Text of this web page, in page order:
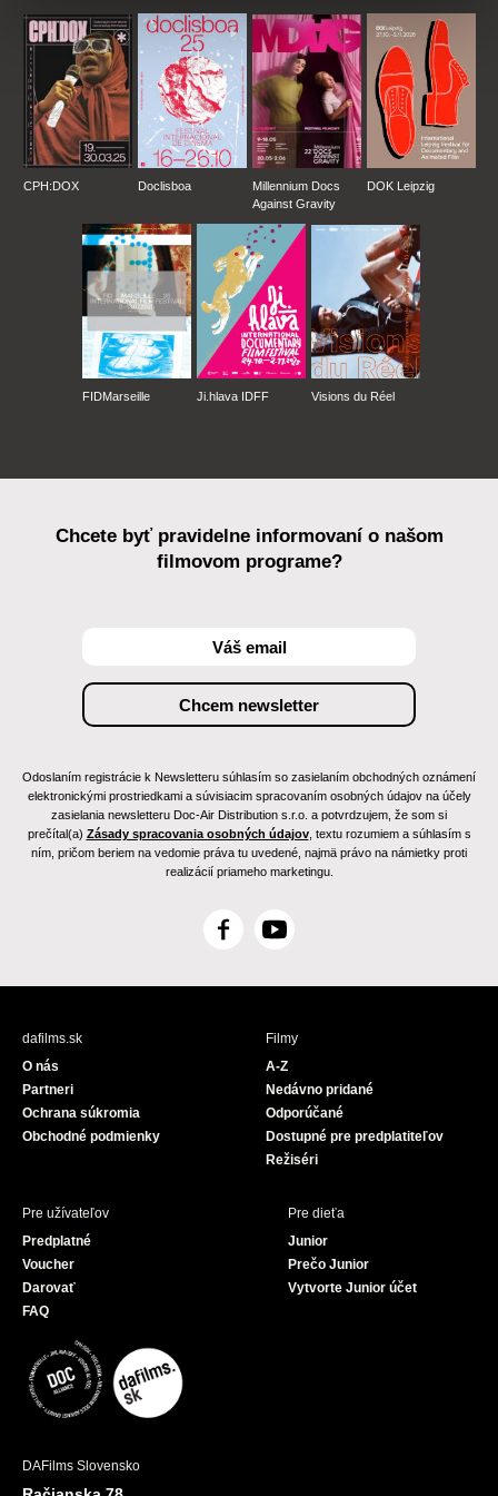
CPH:DOX Doclisboa
Millennium Docs
Against Gravity
DOK Leipzig
FIDMarseille Ji.hlava IDFF Visions du Réel
Chcete byť pravidelne informovaní o našom
filmovom programe?
Odoslaním registrácie k Newsletteru súhlasím so zasielaním obchodných oznámení
elektronickými prostriedkami a súvisiacim spracovaním osobných údajov na účely
zasielania newsletteru Doc-Air Distribution s.r.o. a potvrdzujem, že som si
prečítal(a) Zásady spracovania osobných údajov, textu rozumiem a súhlasím s
ním, pričom beriem na vedomie práva tu uvedené, najmä právo na námietky proti
realizácií priameho marketingu.
F
c
Y
u
e
dafilms.sk
O nás
Partneri
Ochrana súkromia
Obchodné podmienky
Filmy
A-Z
Nedávno pridané
Odporúčané
Dostupné pre predplatiteľov
Režiséri
Pre užívateľov
Predplatné
Voucher
Darovať
FAQ
Pre dieťa
Junior
Prečo Junior
Vytvorte Junior účet
DAFilms Slovensko